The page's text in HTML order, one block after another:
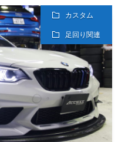
カスタム
足回り関連